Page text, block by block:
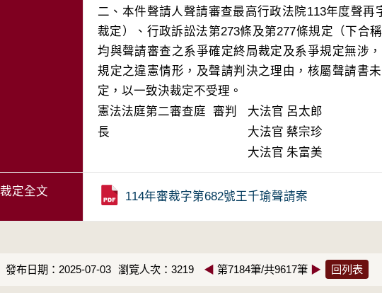
二、本件聲請人聲請審查最高行政法院113年度聲再
裁定）、行政訴訟法第273條及第277條規定（下合
均與聲請審查之系爭確定終局裁定及系爭規定無涉
規定之違憲情形，及聲請判決之理由，核屬聲請書
定，以一致決裁定不受理。
憲法法庭第二審查庭 審判
長
大法官 呂太郎
大法官 蔡宗珍
大法官 朱富美
裁定全文 114年審裁字第682號王千瑜聲請案
發布日期：2025-07-03 瀏覽人次：3219 ◀ 第7184筆/共9617筆 ▶ 回列表